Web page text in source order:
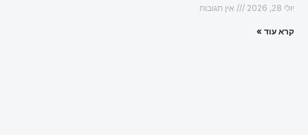
יולי 28, 2026 אין תגובות
קרא עוד »